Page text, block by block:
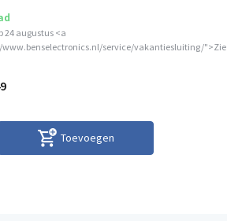
24 augustus <a
www.benselectronics.nl/service/vakantiesluiting/">Zie
Toevoegen